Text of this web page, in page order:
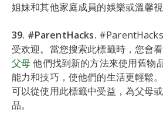
姐妹和其他家庭成員的娛樂或溫馨
39. #ParentHacks.
受欢迎。當您搜索此標籤時，您會
父母他們找到新的方法來使用舊物
能力和技巧，使他們的生活更輕鬆
可以從使用此標籤中受益，為父母
品。